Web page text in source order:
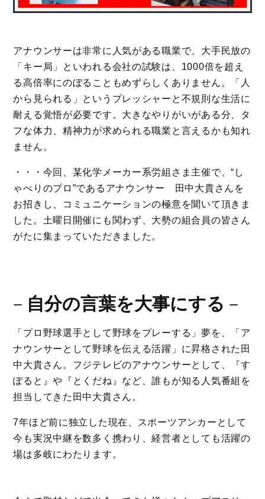
アナウンサーは非常に人気がある職業で、大手民放の
「キー局」といわれる会社の試験は、1000倍を超え
る高倍率にのぼることもめずらしくありません。「人
から見られる」というプレッシャーと不規則な生活に
耐える覚悟が必要です。大きなやりがいがある分、タ
フな体力、精神力が求められる職業と言えるかも知れ
ません。
・・・今回、某化学メーカー系労組さま主催で、“し
ゃべりのプロ”であるアナウンサー 田中大貴さんを
お招きし、コミュニケーションの極意を聞いて頂きま
した。土曜日開催にも関わず、大勢の組合員の皆さん
がたに集まっていただきました。
－ 自分の言葉を大事にする －
「プロ野球選手として野球をプレーする」夢を、「ア
ナウンサーとして野球を伝える活躍」に昇格された田
中大貴さん。フジテレビのアナウンサーとして、『す
ぽると』や『とくだね』など、誰もが知る人気番組を
担当してきた田中大貴さん。
7年ほど前に独立した現在、スポーツアンカーとして
今も実況中継を数多く携わり、経営者としても活躍の
場は多岐にわたります。